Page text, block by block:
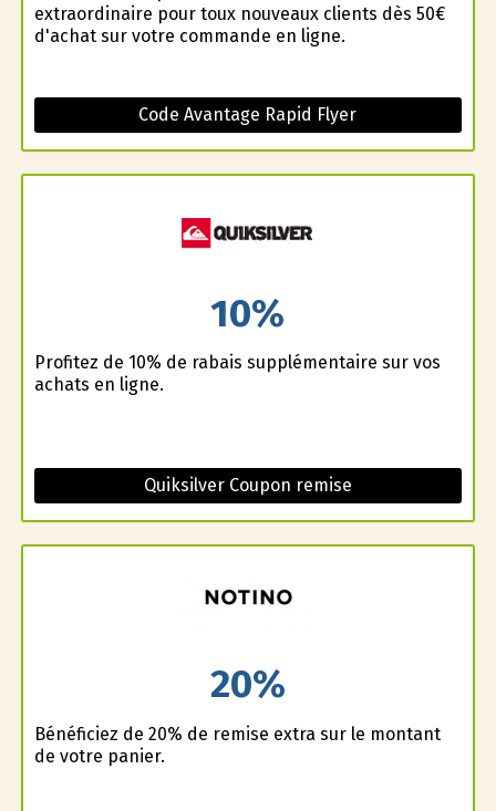
extraordinaire pour toux nouveaux clients dès 50€
d'achat sur votre commande en ligne.
Code Avantage Rapid Flyer
10%
Profitez de 10% de rabais supplémentaire sur vos
achats en ligne.
Quiksilver Coupon remise
20%
Bénéficiez de 20% de remise extra sur le montant
de votre panier.